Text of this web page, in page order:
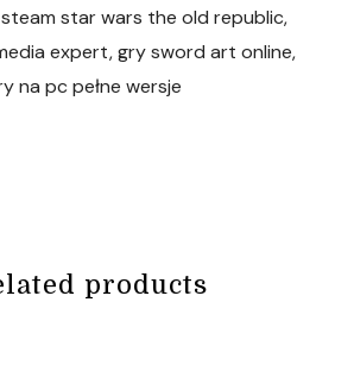
star wars the old republic,
expert, gry sword art online,
na pc pełne wersje
products